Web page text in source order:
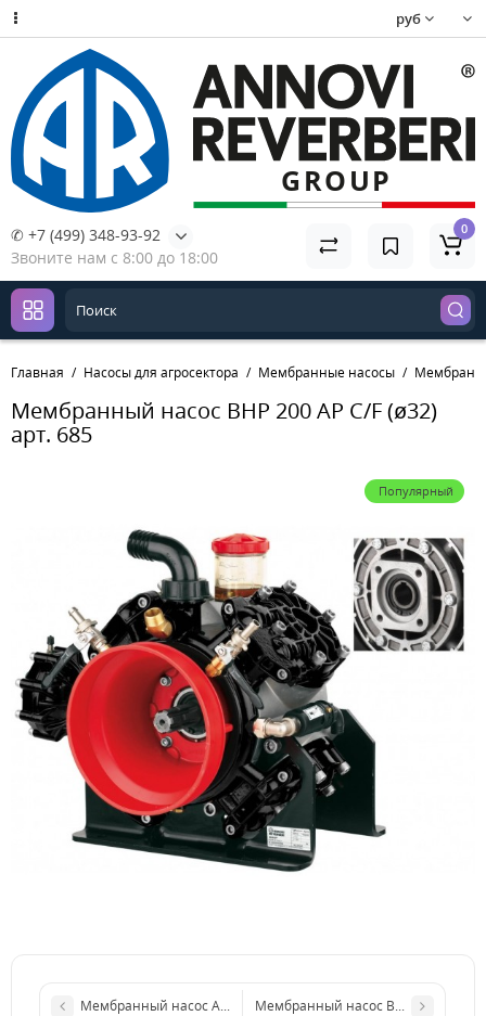
руб
✆ +7 (499) 348-93-92
Звоните нам с 8:00 до 18:00
0
Главная Насосы для агросектора Мембранные насосы
Мембранный насос BHP 200 AP C/F (ø32)
арт. 685
Популярный
Мембранный насос AR 380 bp C/F ø32 арт. 1273
Мембранный насос BHA 200 AP C/